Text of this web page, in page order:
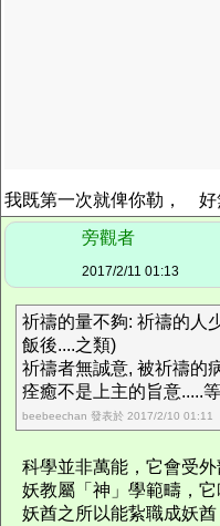
我既第一次就俾你勒， 好
旁觀者
2017/2/11 01:13
祈禱的量不夠: 祈禱的人
飯後....之類)
祈禱者無誠意, 被祈禱的
痊癒不是上主的旨意.....
beebeechan 發表於 2017/2/10 01:11
科學並非萬能，它會受外
妖教屬「神」學範疇，它
妖酋之所以能紥職成妖酋